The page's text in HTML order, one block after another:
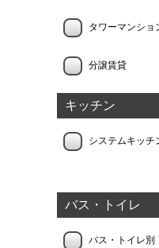
タワーマンショ
分譲賃貸
キッチン
システムキッチ
バス・トイレ
バス・トイレ別